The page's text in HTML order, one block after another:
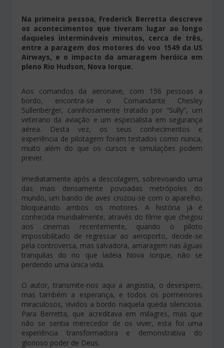
Na primeira pessoa, Frederick Berretta descreve
os acontecimentos que tiveram lugar ao longo
daqueles intermináveis minutos, cerca de três,
entre a paragem dos motores do voo 1549 da US
Airways, e o impacto da amaragem heróica em
pleno Rio Hudson, Nova Iorque.
Aos comandos da aeronave, com 156 pessoas a
bordo, encontra-se o Comandante Chesley
Sullenberger, carinhosamente tratado por “Sully”, um
veterano da aviação e um especialista em segurança
aérea. Desta vez, os seus conhecimentos e
experiência de pilotagem foram testados como nunca,
muito além do que os cursos e simulações podem
prever.
Imediatamente após a descolagem, sobrevoando uma
das mais densamente povoadas metrópoles do
mundo, um bando de aves cruzou-se com o aparelho,
bloqueando ambos os motores. A história já é
conhecida mundialmente, através do filme que chegou
aos cinemas recentemente, quando o piloto
impossibilitado de regressar ao aeroporto, decide-se
pela controversa, mas salvadora, amaragem nas águas
tranquilas do rio que ladeia Nova Iorque, não se
perdendo uma única vida.
O autor, transmite-nos aqui a angústia, o desespero,
mas também a esperança, e todos os pormenores
miraculosos, vividos a bordo naquela queda silenciosa.
Para Berretta, que acreditava em milagres, mas que
não se sentia merecedor de os viver, esta foi uma
experiência transformadora e demonstrativa do
glorioso poder de Deus.